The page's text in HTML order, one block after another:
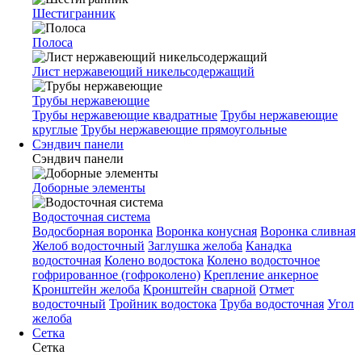
Шестигранник
Полоса
Лист нержавеющий никельсодержащий
Трубы нержавеющие
Трубы нержавеющие квадратные Трубы нержавеющие
круглые Трубы нержавеющие прямоугольные
Сэндвич панели
Сэндвич панели
Доборные элементы
Водосточная система
Водосборная воронка Воронка конусная Воронка сливная
Желоб водосточный Заглушка желоба Канадка
водосточная Колено водостока Колено водосточное
гофрированное (гофроколено) Крепление анкерное
Кронштейн желоба Кронштейн сварной Отмет
водосточный Тройник водостока Труба водосточная Угол
желоба
Сетка
Сетка